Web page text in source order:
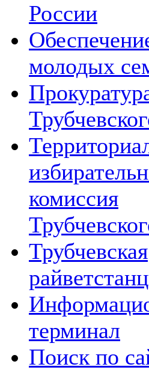
России
молодых
комиссия
Трубчевская
терминал
Поиск по